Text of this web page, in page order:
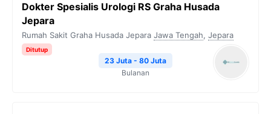
Dokter Spesialis Urologi RS Graha Husada
Jepara
Rumah Sakit Graha Husada Jepara Jawa Tengah, Jepara
Ditutup
23 Juta - 80 Juta
Bulanan